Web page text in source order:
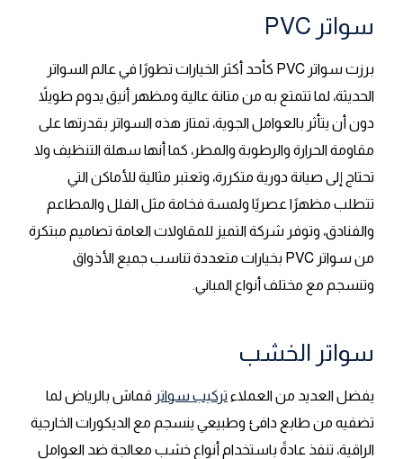
سواتر PVC
برزت سواتر PVC كأحد أكثر الخيارات تطورًا في عالم السواتر
الحديثة، لما تتمتع به من متانة عالية ومظهر أنيق يدوم طويلاً
دون أن يتأثر بالعوامل الجوية، تمتاز هذه السواتر بقدرتها على
مقاومة الحرارة والرطوبة والمطر، كما أنها سهلة التنظيف ولا
تحتاج إلى صيانة دورية متكررة، وتعتبر مثالية للأماكن التي
تتطلب مظهرًا عصريًا ولمسة فخامة مثل الفلل والمطاعم
والفنادق، وتوفر شركة التميز للمقاولات العامة تصاميم مبتكرة
من سواتر PVC بخيارات متعددة تناسب جميع الأذواق
وتنسجم مع مختلف أنواع المباني.
سواتر الخشب
يفضل العديد من العملاء تركيب سواتر قماش بالرياض لما
تضفيه من طابع دافئ وطبيعي ينسجم مع الديكورات الخارجية
الراقية، تنفذ عادةً باستخدام أنواع خشب معالجة ضد العوامل